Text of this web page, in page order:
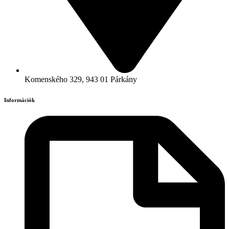
Komenského 329, 943 01 Párkány
Információk